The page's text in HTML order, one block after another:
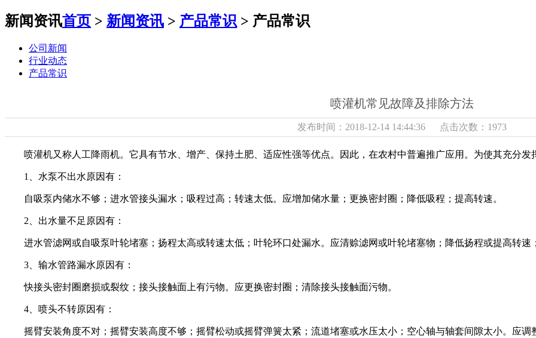
新闻资讯首页 > 新闻资讯 > 产品常识 > 产品常识
公司新闻
行业动态
产品常识
喷灌机常见故障及排除方法
发布时间：2018-12-14 14:44:36 点击次数：1973
喷灌机又称人工降雨机。它具有节水、增产、保持土肥、适应性强等优点。因此，在农村中普遍推广应用。为使其充分
1、水泵不出水原因有：
自吸泵内储水不够；进水管接头漏水；吸程过高；转速太低。应增加储水量；更换密封圈；降低吸程；提高转速。
2、出水量不足原因有：
进水管滤网或自吸泵叶轮堵塞；扬程太高或转速太低；叶轮环口处漏水。应清赊滤网或叶轮堵塞物；降低扬程或提高转速
3、输水管路漏水原因有：
快接头密封圈磨损或裂纹；接头接触面上有污物。应更换密封圈；清除接头接触面污物。
4、喷头不转原因有：
摇臂安装角度不对；摇臂安装高度不够；摇臂松动或摇臂弹簧太紧；流道堵塞或水压太小；空心轴与轴套间隙太小。应